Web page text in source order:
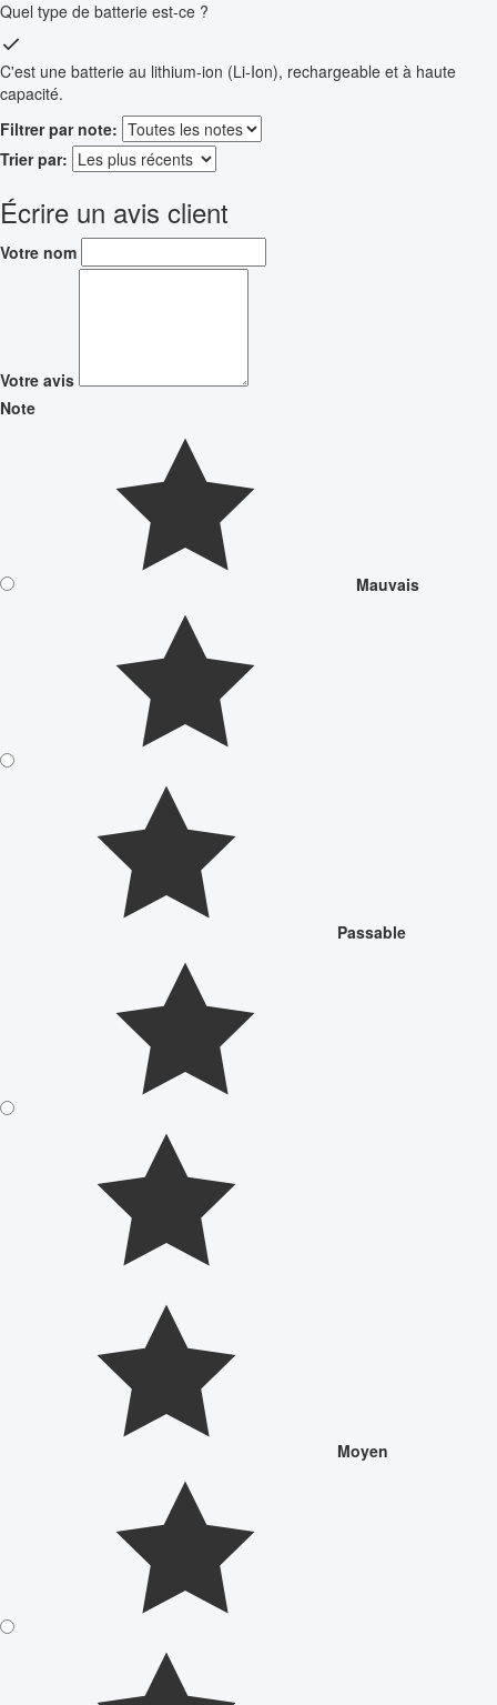
Quel type de batterie est-ce ?
C'est une batterie au lithium-ion (Li-Ion), rechargeable et à haute
capacité.
Filtrer par note:
Trier par:
Écrire un avis client
Votre nom
Votre avis
Note
Mauvais
Passable
Moyen